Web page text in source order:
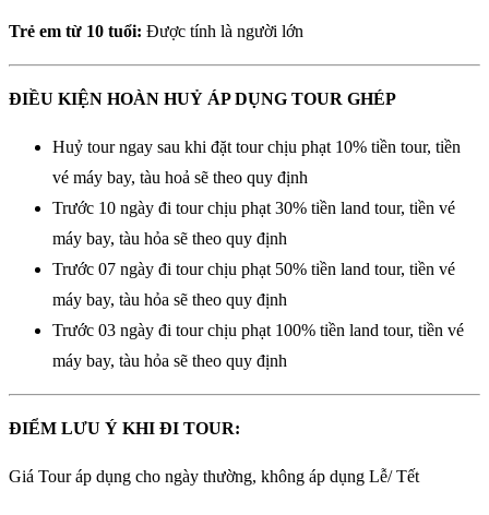
Trẻ em từ 10 tuổi: Được tính là người lớn
ĐIỀU KIỆN HOÀN HUỶ ÁP DỤNG TOUR GHÉP
Huỷ tour ngay sau khi đặt tour chịu phạt 10% tiền tour, tiền
vé máy bay, tàu hoả sẽ theo quy định
Trước 10 ngày đi tour chịu phạt 30% tiền land tour, tiền vé
máy bay, tàu hỏa sẽ theo quy định
Trước 07 ngày đi tour chịu phạt 50% tiền land tour, tiền vé
máy bay, tàu hỏa sẽ theo quy định
Trước 03 ngày đi tour chịu phạt 100% tiền land tour, tiền vé
máy bay, tàu hỏa sẽ theo quy định
ĐIỂM LƯU Ý KHI ĐI TOUR:
Giá Tour áp dụng cho ngày thường, không áp dụng Lễ/ Tết